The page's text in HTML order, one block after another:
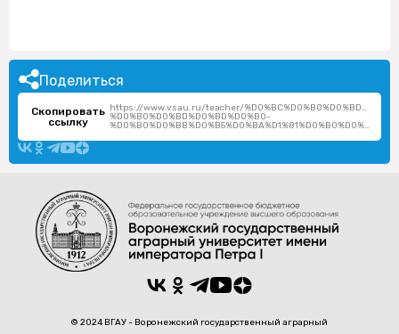
Поделиться
Скопировать
ссылку
https://www.vsau.ru/teacher/
%D0%B0%D0%BD%D0%BD%D0%B0-
%D0%B0%D0%BB%D0%B5%D0%BA%D1%81%D0%B0%D0%BD%D0%B4%D1%80%D0%BE%D0%B2%D0%BD%D0%B0/
© 2024 ВГАУ - Воронежский государственный аграрный